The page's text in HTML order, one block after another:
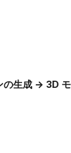
の生成 → 3D モ